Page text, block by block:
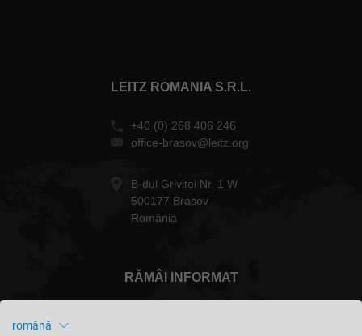
LEITZ ROMANIA S.R.L.
+40 (0) 268 406 246
office-brasov@leitz.org
B-dul Grivitei Nr. 1 W
500177 Brasov
România
RĂMÂI INFORMAT
română